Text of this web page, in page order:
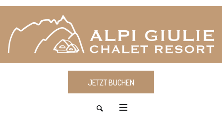
JETZT BUCHEN